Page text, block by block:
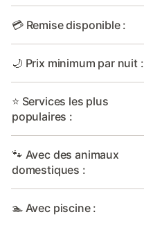
💳 Remise disponible :
🌙 Prix minimum par nuit :
⭐ Services les plus
populaires :
🐾 Avec des animaux
domestiques :
🏊 Avec piscine :